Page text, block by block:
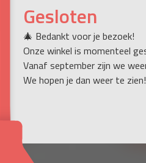
Gesloten
🎄 Bedankt voor je bezoek!
Onze winkel is momenteel
Vanaf september zijn we
We hopen je dan weer te zien!